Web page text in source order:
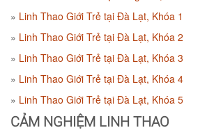
Linh Thao Giới Trẻ tại Đà Lạt, Khóa 1
Linh Thao Giới Trẻ tại Đà Lạt, Khóa 2
Linh Thao Giới Trẻ tại Đà Lạt, Khóa 3
Linh Thao Giới Trẻ tại Đà Lạt, Khóa 4
Linh Thao Giới Trẻ tại Đà Lạt, Khóa 5
CẢM NGHIỆM LINH THAO